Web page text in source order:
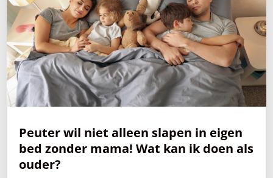
Peuter wil niet alleen slapen in eigen
bed zonder mama! Wat kan ik doen als
ouder?